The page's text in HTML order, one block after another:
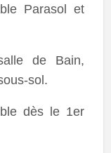
Parasol et
de Bain,
sol.
dès le 1er